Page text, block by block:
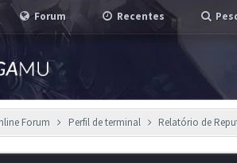
Forum Recentes
Forum Perfil de terminal Relatório de